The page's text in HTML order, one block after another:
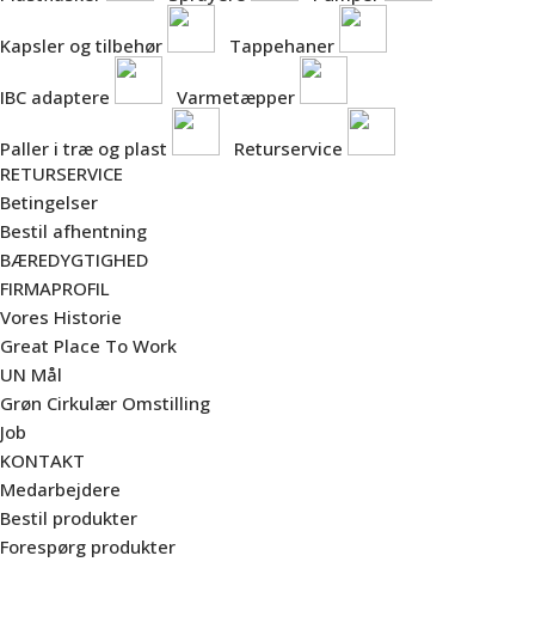
Kapsler og tilbehør Tappehaner
IBC adaptere Varmetæpper
Paller i træ og plast
Returservice
RETURSERVICE
Betingelser
Bestil afhentning
BÆREDYGTIGHED
FIRMAPROFIL
Vores Historie
Great Place To Work
UN Mål
Grøn Cirkulær Omstilling
Job
KONTAKT
Medarbejdere
Bestil produkter
Forespørg produkter